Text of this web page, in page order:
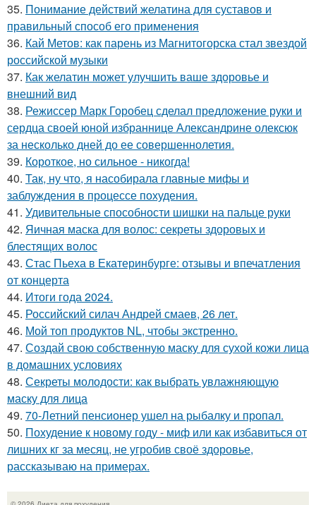
35. Понимание действий желатина для суставов и
правильный способ его применения
36. Кай Метов: как парень из Магнитогорска стал звездой
российской музыки
37. Как желатин может улучшить ваше здоровье и
внешний вид
38. Режиссер Марк Горобец сделал предложение руки и
сердца своей юной избраннице Александрине олексюк
за несколько дней до ее совершеннолетия.
39. Короткое, но сильное - никогда!
40. Так, ну что, я насобирала главные мифы и
заблуждения в процессе похудения.
41. Удивительные способности шишки на пальце руки
42. Яичная маска для волос: секреты здоровых и
блестящих волос
43. Стас Пьеха в Екатеринбурге: отзывы и впечатления
от концерта
44. Итоги года 2024.
45. Российский силач Андрей смаев, 26 лет.
46. Мой топ продуктов NL, чтобы экстренно.
47. Создай свою собственную маску для сухой кожи лица
в домашних условиях
48. Секреты молодости: как выбрать увлажняющую
маску для лица
49. 70-Летний пенсионер ушел на рыбалку и пропал.
50. Похудение к новому году - миф или как избавиться от
лишних кг за месяц, не угробив своё здоровье,
рассказываю на примерах.